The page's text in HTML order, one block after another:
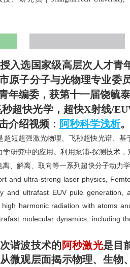
入选国家级高层次人才青
原子分子与光物理专业委
年编委，获第十一届饶毓
超快光学， 超快X射线/
介绍视频： 阿秒科学浅析。
超短超强激光物理、飞秒超快光谱、
研究中的应用。利用泵浦-探测技术，
、解离、取向等一系列超快分子动力
and ultra-strong laser physics,
and ultrafast EUV pule
harmonic radiation with atoms
molecular dynamics, including
谐波技术的 阿秒激光是目
微观层面揭示物理、生物